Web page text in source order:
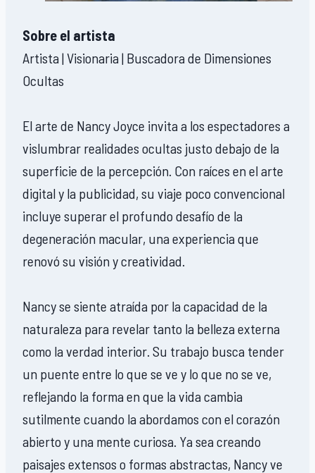
Sobre el artista
Artista | Visionaria | Buscadora de Dimensiones
Ocultas
El arte de Nancy Joyce invita a los espectadores a
vislumbrar realidades ocultas justo debajo de la
superficie de la percepción. Con raíces en el arte
digital y la publicidad, su viaje poco convencional
incluye superar el profundo desafío de la
degeneración macular, una experiencia que
renovó su visión y creatividad.
Nancy se siente atraída por la capacidad de la
naturaleza para revelar tanto la belleza externa
como la verdad interior. Su trabajo busca tender
un puente entre lo que se ve y lo que no se ve,
reflejando la forma en que la vida cambia
sutilmente cuando la abordamos con el corazón
abierto y una mente curiosa. Ya sea creando
paisajes extensos o formas abstractas, Nancy ve